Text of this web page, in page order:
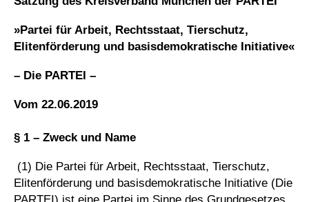
»Partei für Arbeit, Rechtsstaat, Tierschutz,
Elitenförderung und basisdemokratische Initiative«
– Die PARTEI –
Vom 22.06.2019
§ 1 – Zweck und Name
(1) Die Partei für Arbeit, Rechtsstaat, Tierschutz,
Elitenförderung und basisdemokratische Initiative (Die